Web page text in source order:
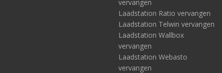
vervangen
Laadstation Ratio vervangen
Laadstation Telwin vervangen
Laadstation Wallbox
vervangen
Laadstation Webasto
vervangen